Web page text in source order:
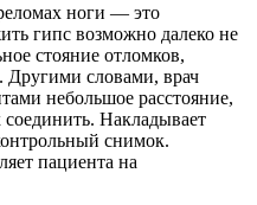
ноги — это
гипс возможно далеко не
стояние отломков,
Другими словами, врач
небольшое расстояние,
Накладывает
снимок.
пациента на